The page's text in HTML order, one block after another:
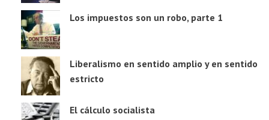
Los impuestos son un robo, parte 1
Liberalismo en sentido amplio y en sentido
estricto
El cálculo socialista